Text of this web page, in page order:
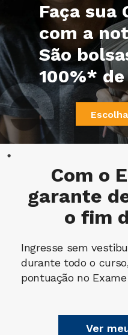
Faça sua
com a
São
100%*
Com o
garante
o fim
Ingresse sem
durante todo o
pontuação no Exame
Ver